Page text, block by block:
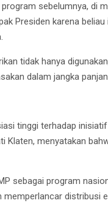
sebelumnya, di
Presiden karena
tidak hanya
dalam jangka
tinggi terhadap
Klaten, menyatakan
sebagai program
distribusi